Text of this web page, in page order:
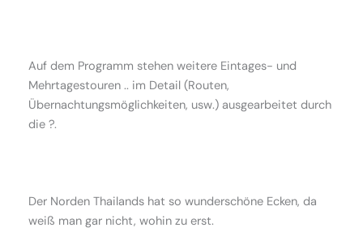
Auf dem Programm stehen weitere Eintages- und
Mehrtagestouren .. im Detail (Routen,
Übernachtungsmöglichkeiten, usw.) ausgearbeitet durch
die ?.
Der Norden Thailands hat so wunderschöne Ecken, da
weiß man gar nicht, wohin zu erst.